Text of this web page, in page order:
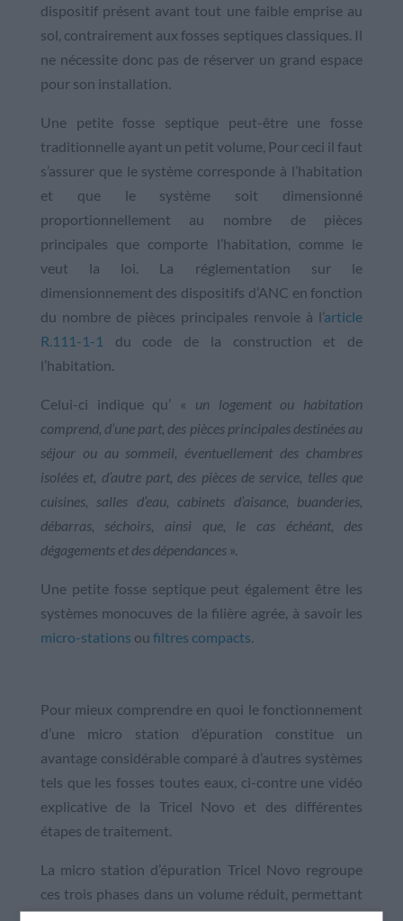
dispositif présent avant tout une faible emprise au
sol, contrairement aux fosses septiques classiques. Il
ne nécessite donc pas de réserver un grand espace
pour son installation.
Une petite fosse septique peut-être une fosse
traditionnelle ayant un petit volume, Pour ceci il faut
s’assurer que le système corresponde à l’habitation
et que le système soit dimensionné
proportionnellement au nombre de pièces
principales que comporte l’habitation, comme le
veut la loi. La réglementation sur le
dimensionnement des dispositifs d’ANC en fonction
du nombre de pièces principales renvoie à l’article
R.111-1-1
du code de la construction et de
l’habitation.
Celui-ci indique qu’ « un logement ou habitation
comprend, d’une part, des pièces principales destinées au
séjour ou au sommeil, éventuellement des chambres
isolées et, d’autre part, des pièces de service, telles que
cuisines, salles d’eau, cabinets d’aisance, buanderies,
débarras, séchoirs, ainsi que, le cas échéant, des
dégagements et des dépendances ».
Une petite fosse septique peut également être les
systèmes monocuves de la filière agrée, à savoir les
micro-stations ou filtres compacts.
Pour mieux comprendre en quoi le fonctionnement
d’une micro station d’épuration constitue un
avantage considérable comparé à d’autres systèmes
tels que les fosses toutes eaux, ci-contre une vidéo
explicative de la Tricel Novo et des différentes
étapes de traitement.
La micro station d’épuration Tricel Novo regroupe
ces trois phases dans un volume réduit, permettant